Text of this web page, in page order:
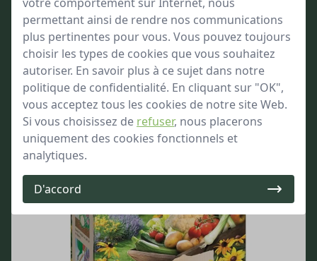
permettant ainsi de rendre nos communications
plus pertinentes pour vous. Vous pouvez toujours
choisir les types de cookies que vous souhaitez
autoriser. En savoir plus à ce sujet dans notre
politique de confidentialité. En cliquant sur "OK",
vous acceptez tous les cookies de notre site Web.
Si vous choisissez de refuser, nous placerons
uniquement des cookies fonctionnels et
analytiques.
D'accord
Formule complète et équilibrée
à partir de14,99
Bien approvisionné